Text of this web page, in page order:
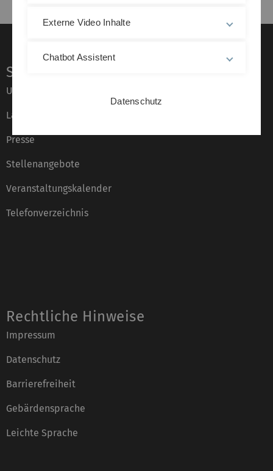
Service
Universität von A–Z
Lagepläne
Presse
Stellenangebote
Veranstaltungskalender
Telefonverzeichnis
Rechtliche Hinweise
Impressum
Datenschutz
Barrierefreiheit
Gebärdensprache
Leichte Sprache
Externe Video Inhalte
Chatbot Assistent
Datenschutz